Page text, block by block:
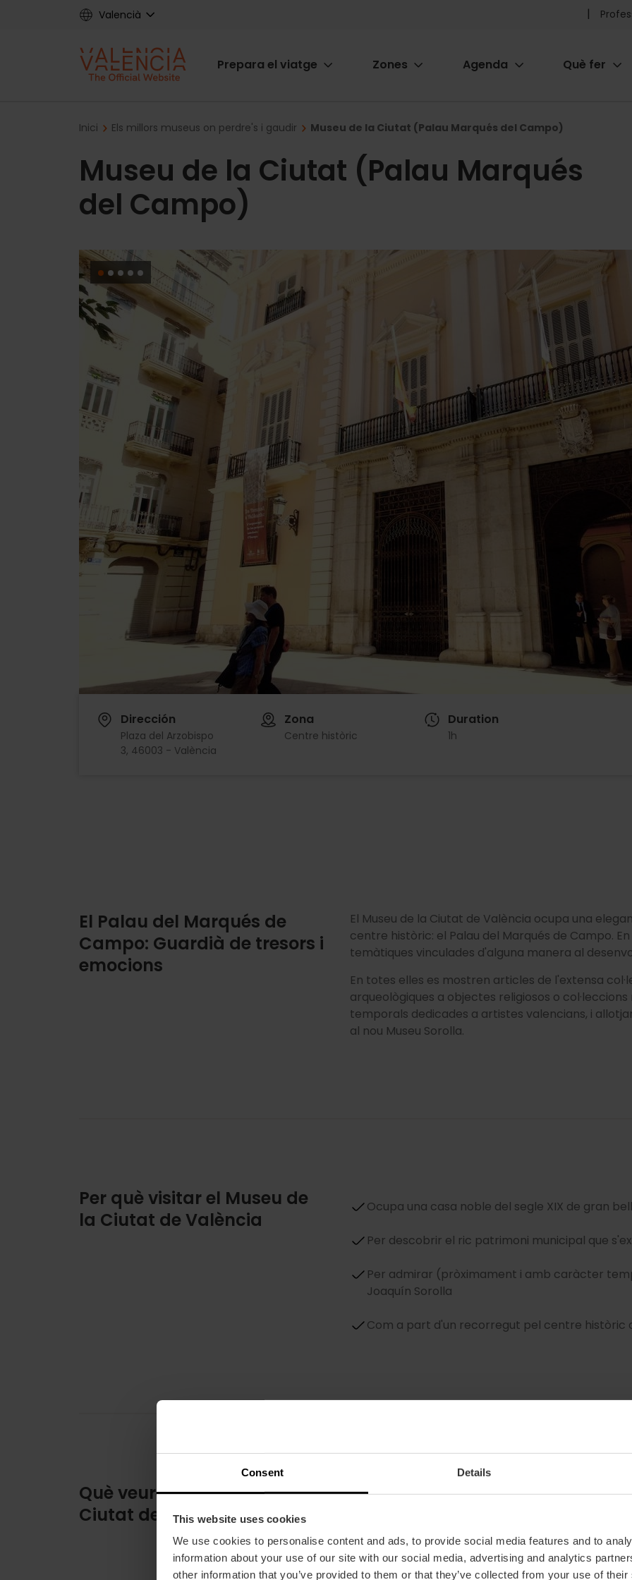
Consent Details
This website uses cookies
We use cookies to personalise content and ads, to provide social media features and to
information about your use of our site with our social media, advertising and analytics
other information that you’ve provided to them or that they’ve collected from your use of
Valencià
Pre
Main
Prepara el viatge Zones Agenda Què fer
Breadcrumb
Inici Els millors museus on perdre's i gaudir Museu de la Ciutat (Palau Marqués del Campo)
Museu de la Ciutat (Palau Marqués
del Campo)
Dirección
Plaza del Arzobispo
3, 46003 - València
Zona
Centre històric
Duration
1h
El Palau del Marqués de
Campo: Guardià de tresors i
emocions
El Museu de la Ciutat de València ocupa una
centre històric: el Palau del Marqués de Campo.
temàtiques vinculades d'alguna manera al
En totes elles es mostren articles de l'extensa
arqueològiques a objectes religiosos o
temporals dedicades a artistes valencians, i
al nou Museu Sorolla.
Per què visitar el Museu de
la Ciutat de València
Ocupa una casa noble del segle XIX de gran
Per descobrir el ric patrimoni municipal que
Per admirar (pròximament i amb caràcter
Joaquín Sorolla
Com a part d'un recorregut pel centre històric
Què veure al Museu de la
Ciutat de València
Pots admirar la façana barroca original i
d'estil mudèjar a delicats estucs con motius
d'escultures clàssiques al seu pati.